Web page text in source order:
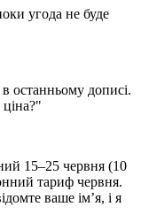
угода не буде
останньому дописі.
15–25 червня (10
тариф червня.
ваше ім’я, і я